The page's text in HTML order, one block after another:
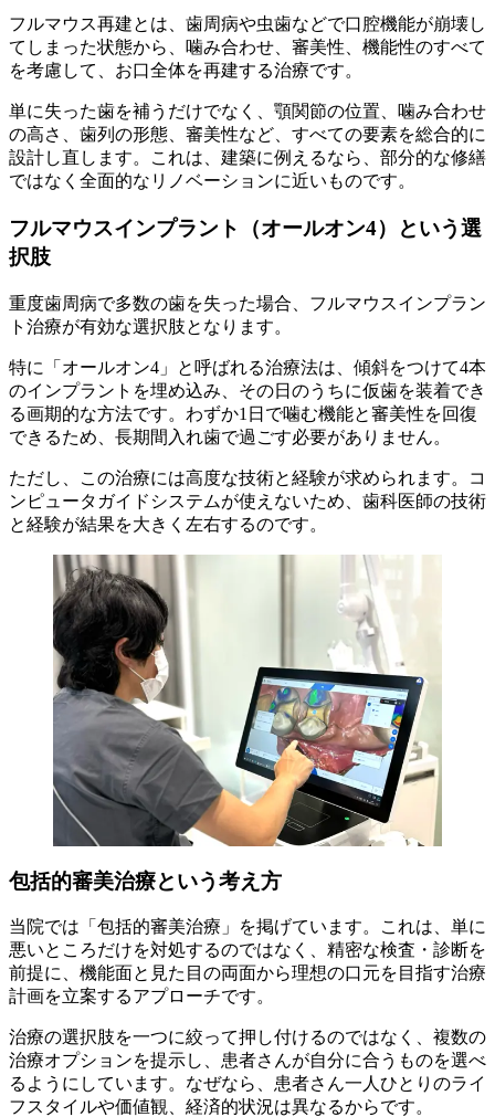
フルマウス再建とは、歯周病や虫歯などで口腔機能が崩壊し
てしまった状態から、噛み合わせ、審美性、機能性のすべて
を考慮して、お口全体を再建する治療です。
単に失った歯を補うだけでなく、顎関節の位置、噛み合わせ
の高さ、歯列の形態、審美性など、すべての要素を総合的に
設計し直します。これは、建築に例えるなら、部分的な修繕
ではなく全面的なリノベーションに近いものです。
フルマウスインプラント（オールオン4）という選
択肢
重度歯周病で多数の歯を失った場合、フルマウスインプラン
ト治療が有効な選択肢となります。
特に「オールオン4」と呼ばれる治療法は、傾斜をつけて4本
のインプラントを埋め込み、その日のうちに仮歯を装着でき
る画期的な方法です。わずか1日で噛む機能と審美性を回復
できるため、長期間入れ歯で過ごす必要がありません。
ただし、この治療には高度な技術と経験が求められます。コ
ンピュータガイドシステムが使えないため、歯科医師の技術
と経験が結果を大きく左右するのです。
包括的審美治療という考え方
当院では「包括的審美治療」を掲げています。これは、単に
悪いところだけを対処するのではなく、精密な検査・診断を
前提に、機能面と見た目の両面から理想の口元を目指す治療
計画を立案するアプローチです。
治療の選択肢を一つに絞って押し付けるのではなく、複数の
治療オプションを提示し、患者さんが自分に合うものを選べ
るようにしています。なぜなら、患者さん一人ひとりのライ
フスタイルや価値観、経済的状況は異なるからです。